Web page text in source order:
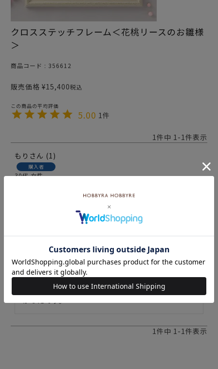
クロスステッチフレーム＜花桃リースのお雛様
＞
商品コード 356612
販売価格 ¥15,400税込
5.00 1
1件中 1-1件表示
もり
1
購入者
30代 女性
一色一色が明るくてかわいい色なので刺すのが楽し
す。特にお雛様の着物部分は色鮮やかで素敵でし
周りの桃の花は図案を見間違えて刺し直したりもし
ましたが、完成した時の達成感とかわいさで大満足
です。
娘の1歳のひな祭りに間に合い、飾る事が出来てよ
かったです。
1件中 1-1件表示